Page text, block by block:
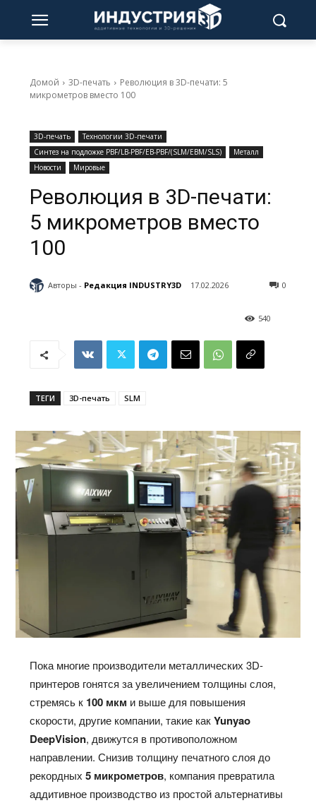
Домой 3D-печать
Революция в 3D-печати: 5
микрометров вместо 100
3D-печать
Технологии 3D-печати
Синтез на подложке PBF/LB-PBF/EB-PBF/(SLM/EBM/SLS)
Металл
Новости
Мировые
Революция в 3D-печати:
5 микрометров вместо
100
Авторы - Редакция INDUSTRY3D 17.02.2026 0
540
ТЕГИ 3D-печать SLM
Пока многие производители металлических 3D-
принтеров гонятся за увеличением толщины слоя,
стремясь к 100 мкм и выше для повышения
скорости, другие компании, такие какYunyao
DeepVision, движутся в противоположном
направлении. Снизив толщину печатного слоя до
рекордных5 микрометров, компания превратила
аддитивное производство из простой альтернативы